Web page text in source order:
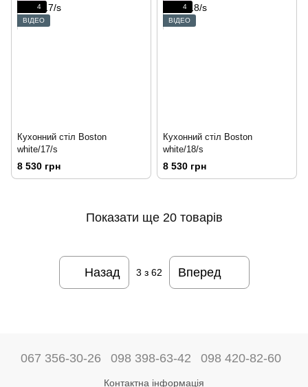
4
ВІДЕО
Кухонний стіл Boston
white/17/s
8 530 грн
4
ВІДЕО
Кухонний стіл Boston
white/18/s
8 530 грн
Показати ще 20 товарів
Назад 3 з 62 Вперед
067 356-30-26 098 398-63-42 098 420-82-60
Контактна інформація